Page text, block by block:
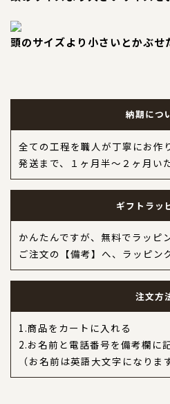
SHOP
BLOG
頭のサイズより小さいとかぶせ
納期につ
全ての工程を職人が丁寧にお作
発送まで、１ヶ月半～２ヶ月い
ギフトラッ
かんたんですが、無料でラッピ
ご注文の【備考】へ、ラッピン
注文方
1.商品をカートに入れる
2.お名前と電話番号を備考欄に
（お名前は英語大文字になりま